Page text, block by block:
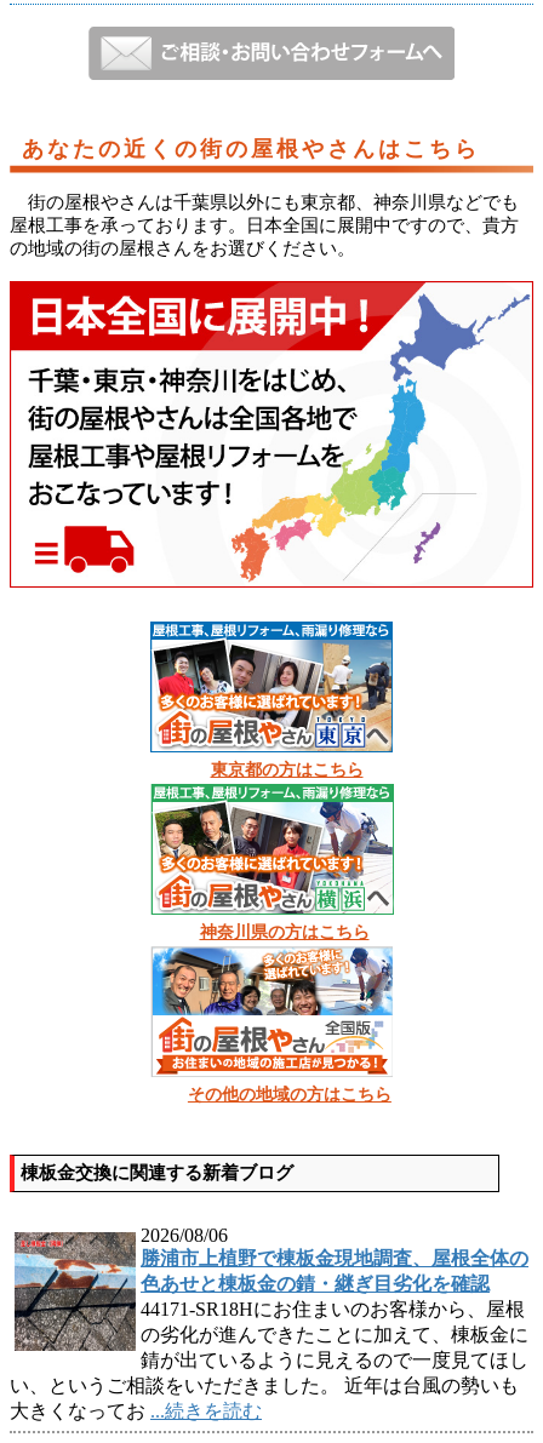
あなたの近くの街の屋根やさんはこちら
街の屋根やさんは千葉県以外にも東京都、神奈川県などでも
屋根工事を承っております。日本全国に展開中ですので、貴方
の地域の街の屋根さんをお選びください。
東京都の方はこちら
神奈川県の方はこちら
その他の地域の方はこちら
棟板金交換に関連する新着ブログ
2026/08/06
勝浦市上植野で棟板金現地調査、屋根全体の
色あせと棟板金の錆・継ぎ目劣化を確認
44171-SR18Hにお住まいのお客様から、屋根
の劣化が進んできたことに加えて、棟板金に
錆が出ているように見えるので一度見てほし
い、というご相談をいただきました。 近年は台風の勢いも
大きくなってお ...続きを読む